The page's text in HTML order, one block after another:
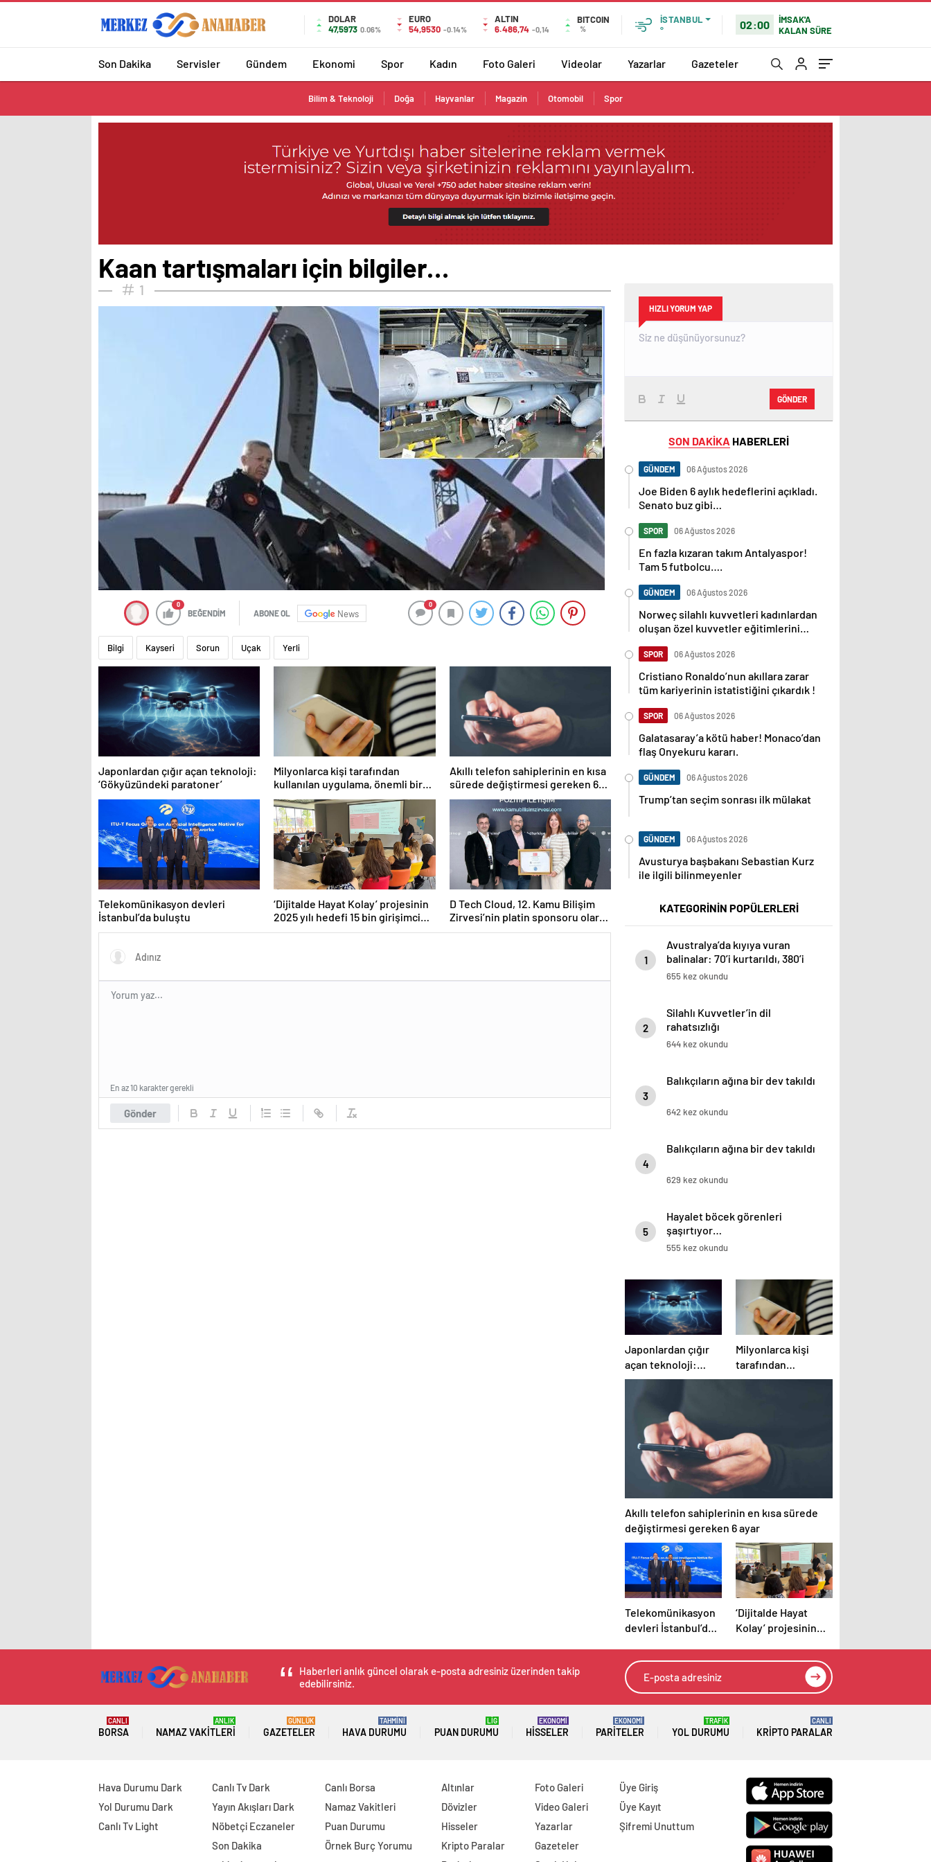
DOLAR
47,5973 0.06%
EURO
54,9530 -0.14%
ALTIN
6.486,74 -0,14
BITCOIN
%
İSTANBUL
°
02:00
İMSAK'A
KALAN SÜRE
Son Dakika Servisler Gündem Ekonomi Spor Kadın Foto Galeri Videolar Yazarlar Gazeteler
Bilim & Teknoloji Doğa Hayvanlar Magazin Otomobil Spor
Kaan tartışmaları için bilgiler…
1
0
BEĞENDİM ABONE OL News
0
Bilgi Kayseri Sorun Uçak Yerli
Japonlardan çığır açan teknoloji:
‘Gökyüzündeki paratoner’
Milyonlarca kişi tarafından
kullanılan uygulama, önemli bir
özelliğini kapatıyor
Akıllı telefon sahiplerinin en kısa
sürede değiştirmesi gereken 6
ayar
Telekomünikasyon devleri
İstanbul’da buluştu
‘Dijitalde Hayat Kolay’ projesinin
2025 yılı hedefi 15 bin girişimci
kadın
D Tech Cloud, 12. Kamu Bilişim
Zirvesi’nin platin sponsoru olarak
dijital geleceğe yön verdi
Gönder
En az 10 karakter gerekli
HIZLI YORUM YAP
GÖNDER
SON DAKİKA HABERLERİ
GÜNDEM 06 Ağustos 2026
Joe Biden 6 aylık hedeflerini açıkladı.
Senato buz gibi…
SPOR 06 Ağustos 2026
En fazla kızaran takım Antalyaspor!
Tam 5 futbolcu….
GÜNDEM 06 Ağustos 2026
Norweç silahlı kuvvetleri kadınlardan
oluşan özel kuvvetler eğitimlerini
SPOR 06 Ağustos 2026
Cristiano Ronaldo’nun akıllara zarar
tüm kariyerinin istatistiğini çıkardık !
SPOR 06 Ağustos 2026
Galatasaray’a kötü haber! Monaco’dan
flaş Onyekuru kararı.
GÜNDEM 06 Ağustos 2026
Trump’tan seçim sonrası ilk mülakat
GÜNDEM 06 Ağustos 2026
Avusturya başbakanı Sebastian Kurz
ile ilgili bilinmeyenler
KATEGORİNİN POPÜLERLERİ
1
Avustralya’da kıyıya vuran
balinalar: 70’i kurtarıldı, 380’i
öldü
655 kez okundu
2
Silahlı Kuvvetler’in dil
rahatsızlığı
644 kez okundu
3
Balıkçıların ağına bir dev takıldı
642 kez okundu
4
Balıkçıların ağına bir dev takıldı
629 kez okundu
5
Hayalet böcek görenleri
şaşırtıyor…
555 kez okundu
Japonlardan çığır
açan teknoloji:
‘Gökyüzündeki
paratoner’
Milyonlarca kişi
tarafından
kullanılan
Akıllı telefon sahiplerinin en kısa sürede
değiştirmesi gereken 6 ayar
Telekomünikasyon
devleri İstanbul’da
‘Dijitalde Hayat
Kolay’ projesinin
bin girişimci kadın
Haberleri anlık güncel olarak e-posta adresiniz üzerinden takip
edebilirsiniz.
BORSA
CANLI
NAMAZ VAKITLERI
ANLIK
GAZETELER
GÜNLÜK
HAVA DURUMU
TAHMİNİ
PUAN DURUMU
LİG
HISSELER
EKONOMİ
PARITELER
EKONOMİ
YOL DURUMU
TRAFİK
KRIPTO PARALAR
CANLI
Hava Durumu Dark
Yol Durumu Dark
Canlı Tv Light
Canlı Tv Dark
Yayın Akışları Dark
Nöbetçi Eczaneler
Son Dakika
Canlı Borsa
Namaz Vakitleri
Puan Durumu
Örnek Burç Yorumu
Altınlar
Dövizler
Hisseler
Kripto Paralar
Foto Galeri
Video Galeri
Yazarlar
Gazeteler
Üye Giriş
Üye Kayıt
Şifremi Unuttum